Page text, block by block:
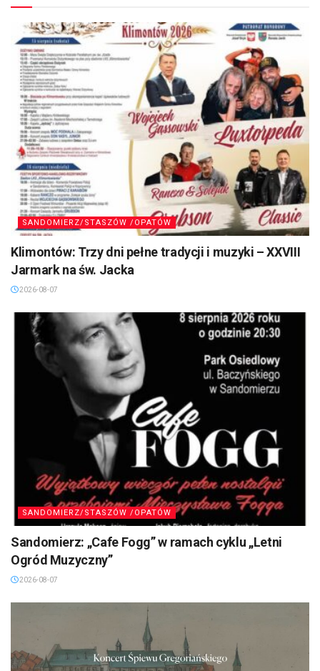
SANDOMIERZ/STASZÓW /OPATÓW
Klimontów: Trzy dni pełne tradycji i muzyki – XXVIII
Jarmark na św. Jacka
2026-08-07
SANDOMIERZ/STASZÓW /OPATÓW
Sandomierz: „Cafe Fogg” w ramach cyklu „Letni
Ogród Muzyczny”
2026-08-07